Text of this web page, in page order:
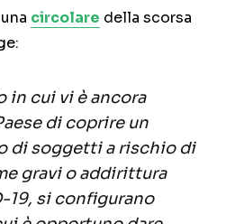
circolare della scorsa
in cui vi è ancora
di coprire un
di soggetti a rischio di
gravi o addirittura
19, si configurano